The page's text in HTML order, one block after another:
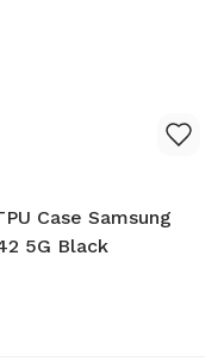
Case Samsung
5G Black